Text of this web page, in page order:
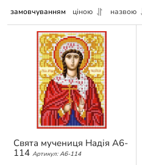
замовчуванням ціною назвою
Свята мучениця Надія А6-
114 Артикул: А6-114